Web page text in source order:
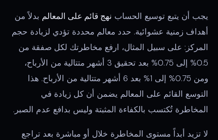
يجب أن يتبع توسيع الحساب نهج قائم على المعالم بدلاً من
أهداف زمنية عشوائية. حدد معالم محددة تؤدي لزيادة حجم
المركز: على سبيل المثال، ارفع مخاطرتك لكل صفقة من
0.5% إلى 0.75% بعد تحقيق 3 أشهر متتالية من الأرباح،
ومن 0.75% إلى 1% بعد 6 أشهر متتالية من الأرباح. هذا
التوسع القائم على المعالم يضمن أن كل زيادة في
المخاطرة تُكتسب بالكفاءة المثبتة وليس بدافع عدم الصبر.
لا تزيد أبداً مستوى المخاطرة خلال أو مباشرة بعد تراجع